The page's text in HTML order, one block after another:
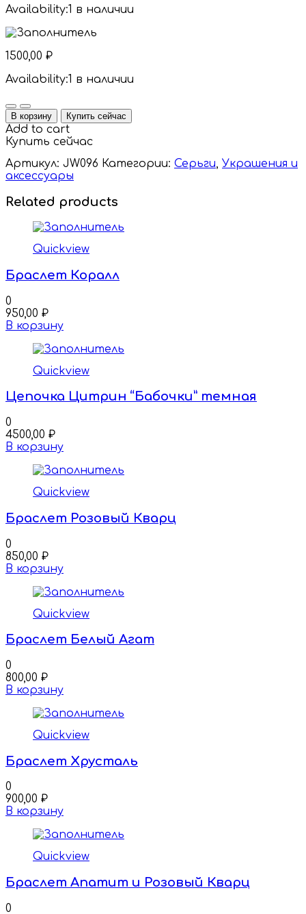
Availability:1 в наличии
1500,00 ₽
Availability:1 в наличии
Quantity
В корзину Купить сейчас
Add to cart
Купить сейчас
Артикул: JW096 Категории: Серьги, Украшения и
аксессуары
Related products
Quickview
Браслет Коралл
0
950,00 ₽
В корзину
Quickview
Цепочка Цитрин “Бабочки” темная
0
4500,00 ₽
В корзину
Quickview
Браслет Розовый Кварц
0
850,00 ₽
В корзину
Quickview
Браслет Белый Агат
0
800,00 ₽
В корзину
Quickview
Браслет Хрусталь
0
900,00 ₽
В корзину
Quickview
Браслет Апатит и Розовый Кварц
0